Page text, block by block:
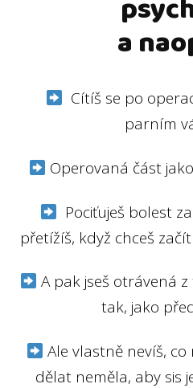
a
Cítíš se po
parním
Operovaná část
Pociťuješ bolest
přetížíš, když chceš
A pak jseš otrávená
tak, jako
Ale vlastně nevíš,
dělat neměla, aby sis